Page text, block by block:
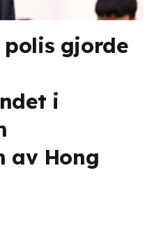
polis gjorde
i
av Hong